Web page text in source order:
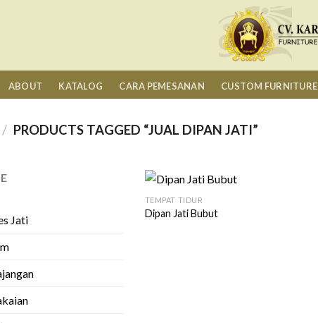
ABOUT KATALOG CARA PEMESANAN CUSTOM FURNITURE
/ PRODUCTS TAGGED “JUAL DIPAN JATI”
Jati
TEMPAT TIDUR
Dipan Jati Bubut